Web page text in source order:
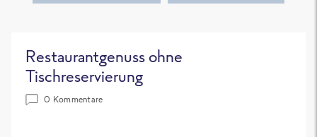
Restaurantgenuss ohne
Tischreservierung
0 Kommentare